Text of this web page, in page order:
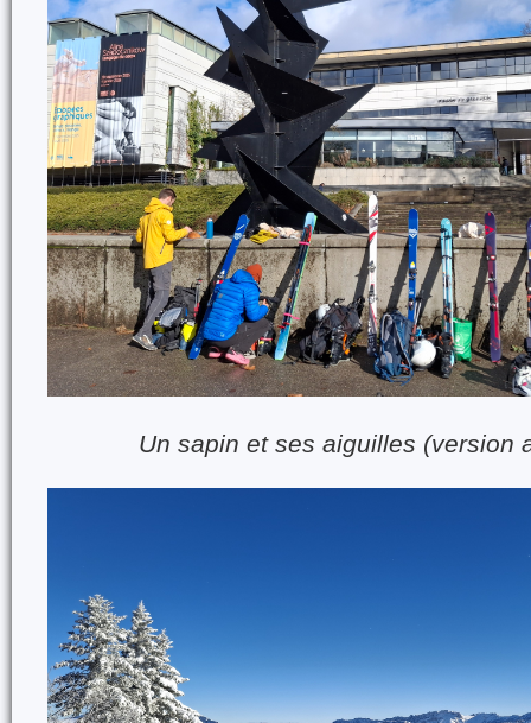
Un sapin et ses aiguilles (version